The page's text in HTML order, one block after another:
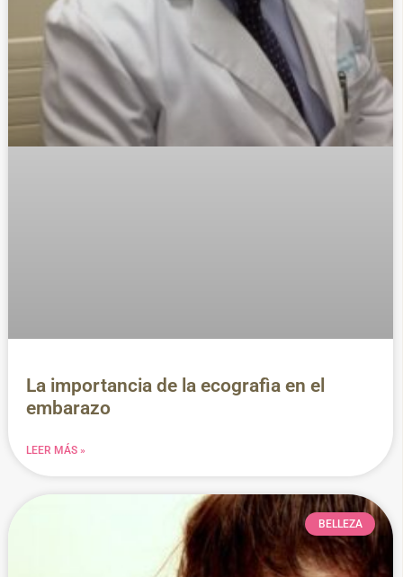
La importancia de la ecografìa en el
embarazo
LEER MÁS »
BELLEZA